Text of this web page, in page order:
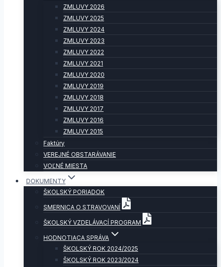
ZMLUVY 2026
ZMLUVY 2025
ZMLUVY 2024
ZMLUVY 2023
ZMLUVY 2022
ZMLUVY 2021
ZMLUVY 2020
ZMLUVY 2019
ZMLUVY 2018
ZMLUVY 2017
ZMLUVY 2016
ZMLUVY 2015
Faktúry
VEREJNÉ OBSTARÁVANIE
VOĽNÉ MIESTA
DOKUMENTY
ŠKOLSKÝ PORIADOK
SMERNICA O STRAVOVANÍ
ŠKOLSKÝ VZDELÁVACÍ PROGRAM
HODNOTIACA SPRÁVA
ŠKOLSKÝ ROK 2024/2025
ŠKOLSKÝ ROK 2023/2024